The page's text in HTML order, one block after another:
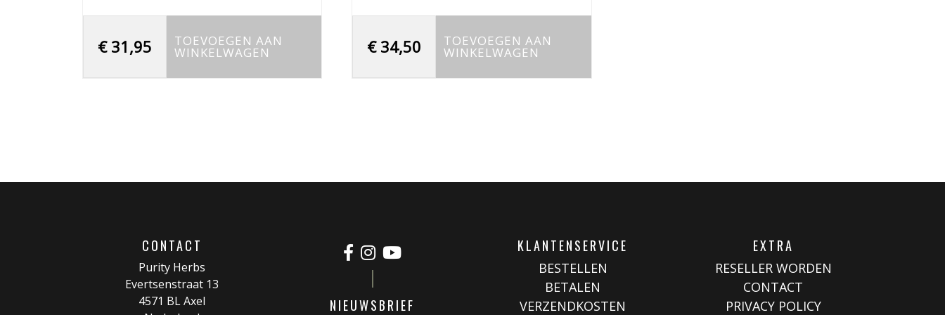
€31,95 TOEVOEGEN AAN
WINKELWAGEN €34,50 TOEVOEGEN AAN
WINKELWAGEN
CONTACT
Purity Herbs
Evertsenstraat 13
4571 BL Axel
NIEUWSBRIEF
KLANTENSERVICE
BESTELLEN
BETALEN
VERZENDKOSTEN
EXTRA
RESELLER WORDEN
CONTACT
PRIVACY POLICY